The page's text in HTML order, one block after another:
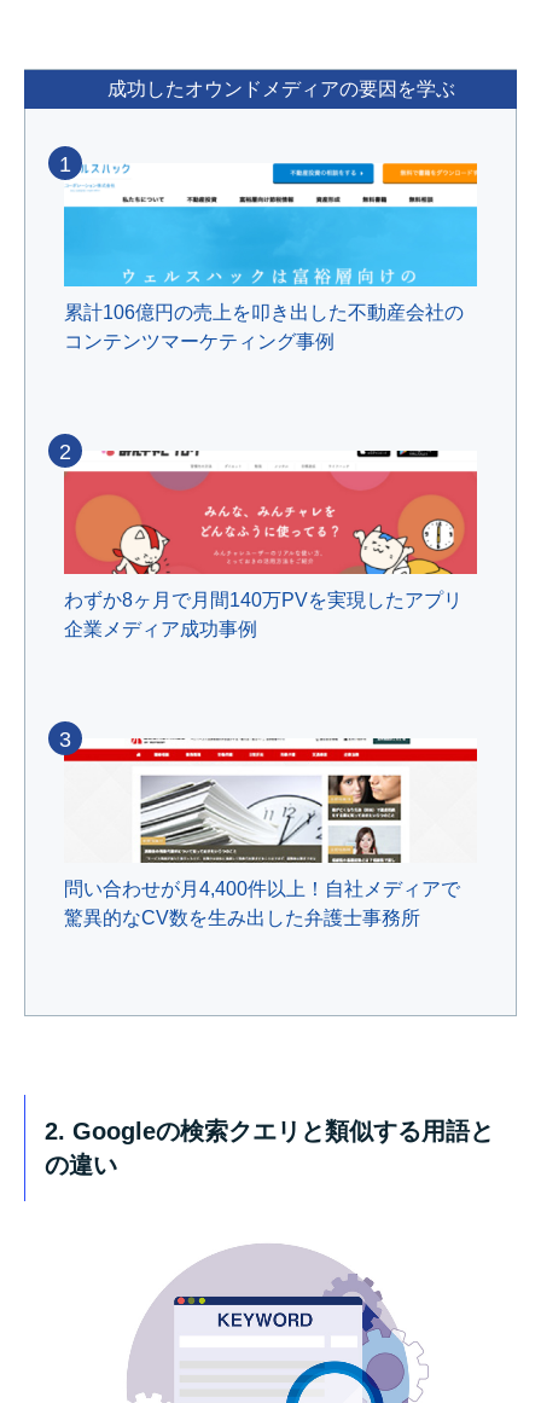
成功したオウンドメディアの要因を学ぶ
累計106億円の売上を叩き出した不動産会社の
コンテンツマーケティング事例
1
わずか8ヶ月で月間140万PVを実現したアプリ
企業メディア成功事例
2
問い合わせが月4,400件以上！自社メディアで
驚異的なCV数を生み出した弁護士事務所
3
2. Googleの検索クエリと類似する用語と
の違い